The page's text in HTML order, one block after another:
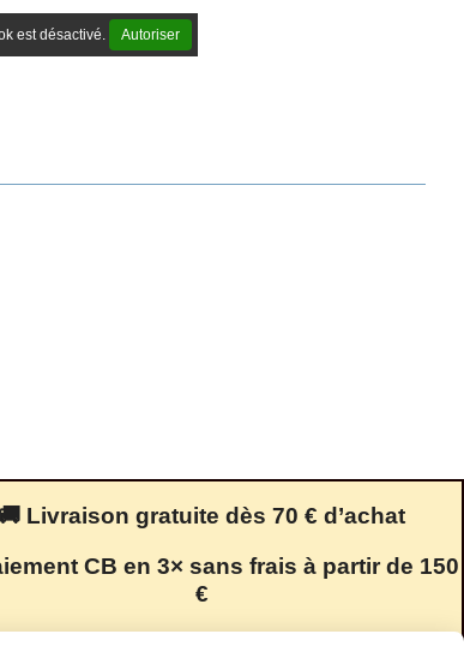
est désactivé. Autoriser
🚚 Livraison gratuite dès 70 € d’achat
CB en 3× sans frais à partir de 150
€